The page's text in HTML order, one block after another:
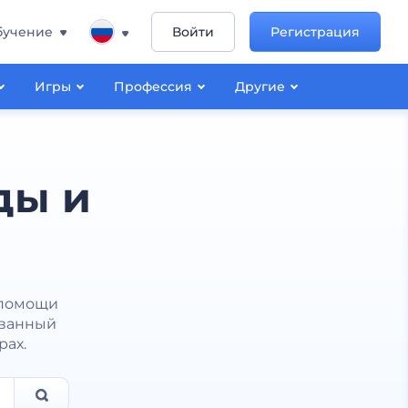
Игры Профессия Другие
Войти Регистрация
и